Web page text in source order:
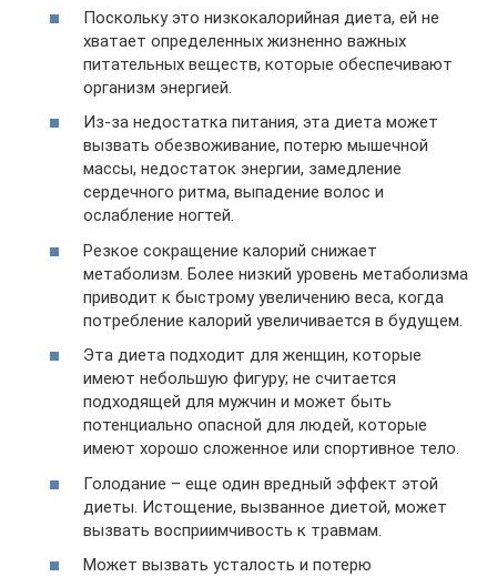
Поскольку это низкокалорийная диета, ей не
хватает определенных жизненно важных
питательных веществ, которые обеспечивают
организм энергией.
Из-за недостатка питания, эта диета может
вызвать обезвоживание, потерю мышечной
массы, недостаток энергии, замедление
сердечного ритма, выпадение волос и
ослабление ногтей.
Резкое сокращение калорий снижает
метаболизм. Более низкий уровень метаболизма
приводит к быстрому увеличению веса, когда
потребление калорий увеличивается в будущем.
Эта диета подходит для женщин, которые
имеют небольшую фигуру; не считается
подходящей для мужчин и может быть
потенциально опасной для людей, которые
имеют хорошо сложенное или спортивное тело.
Голодание – еще один вредный эффект этой
диеты. Истощение, вызванное диетой, может
вызвать восприимчивость к травмам.
Может вызвать усталость и потерю